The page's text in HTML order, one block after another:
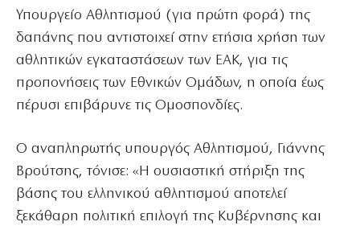
Υπουργείο Αθλητισμού (για πρώτη φορά) της
δαπάνης που αντιστοιχεί στην ετήσια χρήση των
αθλητικών εγκαταστάσεων των ΕΑΚ, για τις
προπονήσεις των Εθνικών Ομάδων, η οποία έως
πέρυσι επιβάρυνε τις Ομοσπονδίες.
Ο αναπληρωτής υπουργός Αθλητισμού, Γιάννης
Βρούτσης, τόνισε: «Η ουσιαστική στήριξη της
βάσης του ελληνικού αθλητισμού αποτελεί
ξεκάθαρη πολιτική επιλογή της Κυβέρνησης και